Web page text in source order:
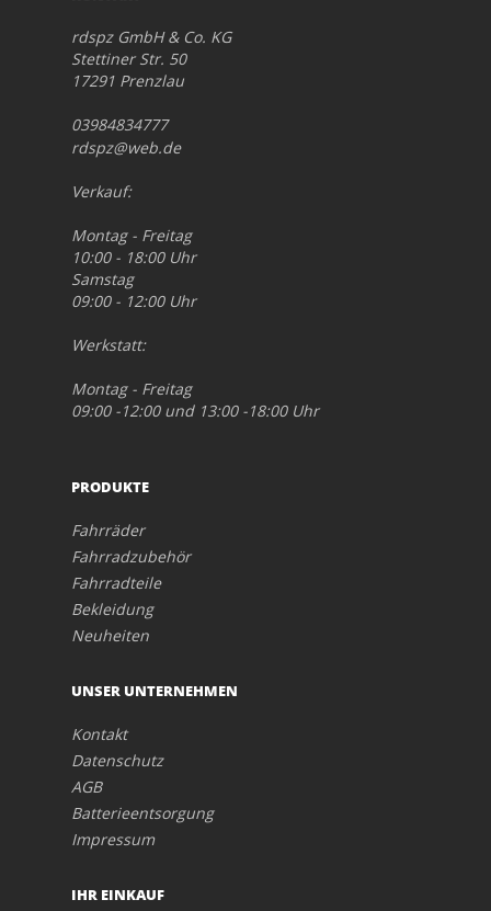
rdspz GmbH & Co. KG
Stettiner Str. 50
17291 Prenzlau
03984834777
rdspz@web.de
Verkauf:
Montag - Freitag
10:00 - 18:00 Uhr
Samstag
09:00 - 12:00 Uhr
Werkstatt:
Montag - Freitag
09:00 -12:00 und 13:00 -18:00 Uhr
PRODUKTE
Fahrräder
Fahrradzubehör
Fahrradteile
Bekleidung
Neuheiten
UNSER UNTERNEHMEN
Kontakt
Datenschutz
AGB
Batterieentsorgung
Impressum
IHR EINKAUF